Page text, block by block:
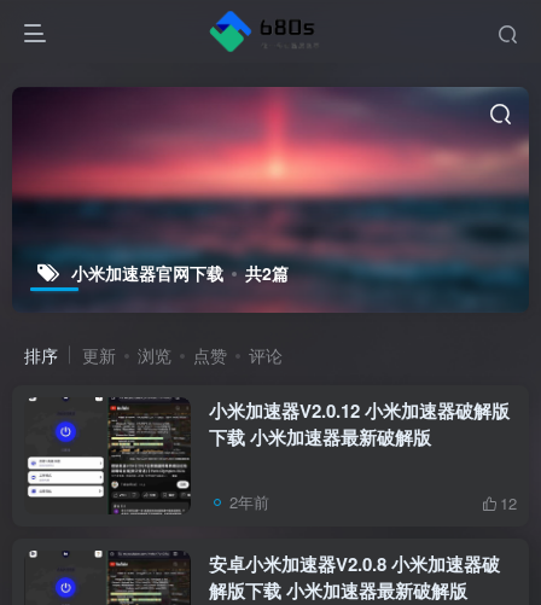
小米加速器官网下载 共2篇
排序 更新 浏览 点赞 评论
小米加速器V2.0.12 小米加速器破解版
下载 小米加速器最新破解版
2年前 12
安卓小米加速器V2.0.8 小米加速器破
解版下载 小米加速器最新破解版